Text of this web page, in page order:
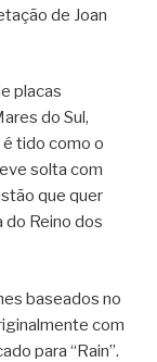
de Joan
placas
do Sul,
tido como o
solta com
que quer
do Reino dos
baseados no
com
para “Rain”.